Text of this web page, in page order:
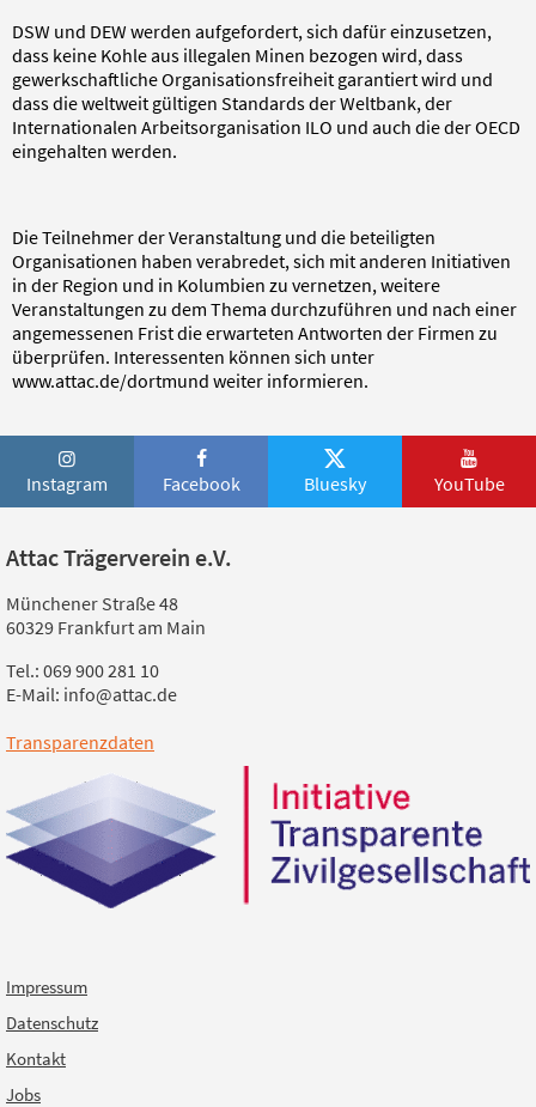
DSW und DEW werden aufgefordert, sich dafür einzusetzen,
dass keine Kohle aus illegalen Minen bezogen wird, dass
gewerkschaftliche Organisationsfreiheit garantiert wird und
dass die weltweit gültigen Standards der Weltbank, der
Internationalen Arbeitsorganisation ILO und auch die der OECD
eingehalten werden.
Die Teilnehmer der Veranstaltung und die beteiligten
Organisationen haben verabredet, sich mit anderen Initiativen
in der Region und in Kolumbien zu vernetzen, weitere
Veranstaltungen zu dem Thema durchzuführen und nach einer
angemessenen Frist die erwarteten Antworten der Firmen zu
überprüfen. Interessenten können sich unter
www.attac.de/dortmund weiter informieren.
Instagram Facebook Bluesky YouTube
Attac Trägerverein e.V.
Münchener Straße 48
60329 Frankfurt am Main
Tel.: 069 900 281 10
E-Mail: info@attac.de
Transparenzdaten
Impressum
Datenschutz
Kontakt
Jobs